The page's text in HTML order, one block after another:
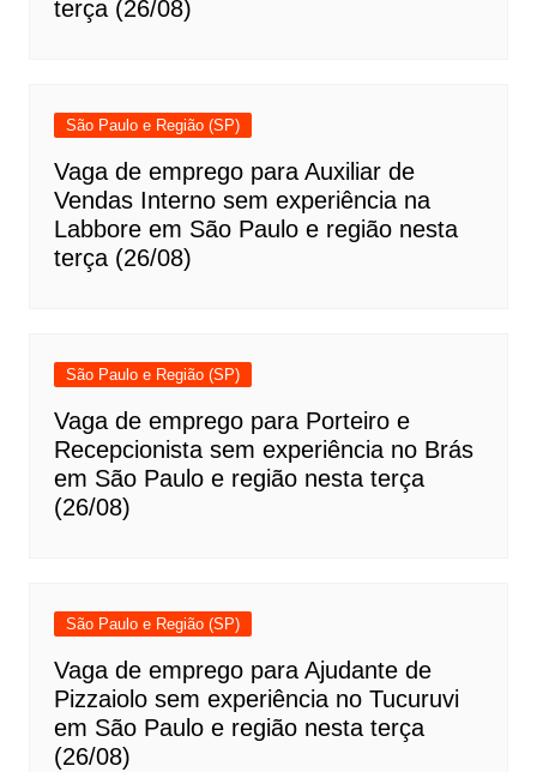
terça (26/08)
São Paulo e Região (SP)
Vaga de emprego para Auxiliar de
Vendas Interno sem experiência na
Labbore em São Paulo e região nesta
terça (26/08)
São Paulo e Região (SP)
Vaga de emprego para Porteiro e
Recepcionista sem experiência no Brás
em São Paulo e região nesta terça
(26/08)
São Paulo e Região (SP)
Vaga de emprego para Ajudante de
Pizzaiolo sem experiência no Tucuruvi
em São Paulo e região nesta terça
(26/08)